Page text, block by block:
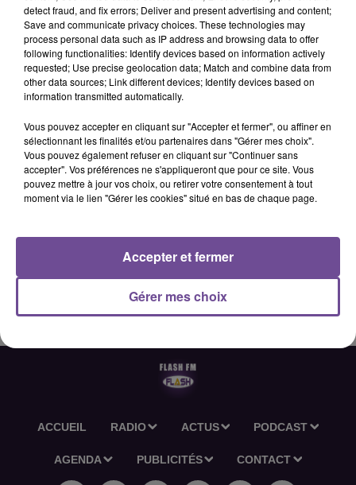
Flash FM
Flash FM Actu-Région
23 janvier 2026 - 2 min 36 sec
L'ACTU-RÉGION FLASH FM DU 23 01 2026 06H30
L'actu-région Flash FM du 23 01 2026 06h30
ACCUEIL RADIO ACTUS PODCAST
AGENDA PUBLICITÉS CONTACT
detect fraud, and fix errors; Deliver and present advertising and content;
Save and communicate privacy choices. These technologies may
process personal data such as IP address and browsing data to offer
following functionalities: Identify devices based on information actively
requested; Use precise geolocation data; Match and combine data from
other data sources; Link different devices; Identify devices based on
information transmitted automatically.
Vous pouvez accepter en cliquant sur "Accepter et fermer", ou affiner en
sélectionnant les finalités et/ou partenaires dans "Gérer mes choix".
Vous pouvez également refuser en cliquant sur "Continuer sans
accepter". Vos préférences ne s'appliqueront que pour ce site. Vous
pouvez mettre à jour vos choix, ou retirer votre consentement à tout
moment via le lien "Gérer les cookies" situé en bas de chaque page.
Gérer mes choix
Accepter et fermer